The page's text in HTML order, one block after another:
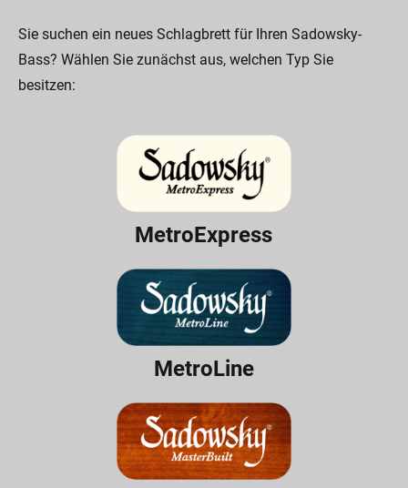
Sie suchen ein neues Schlagbrett für Ihren Sadowsky-
Bass? Wählen Sie zunächst aus, welchen Typ Sie
besitzen:
MetroExpress
MetroLine